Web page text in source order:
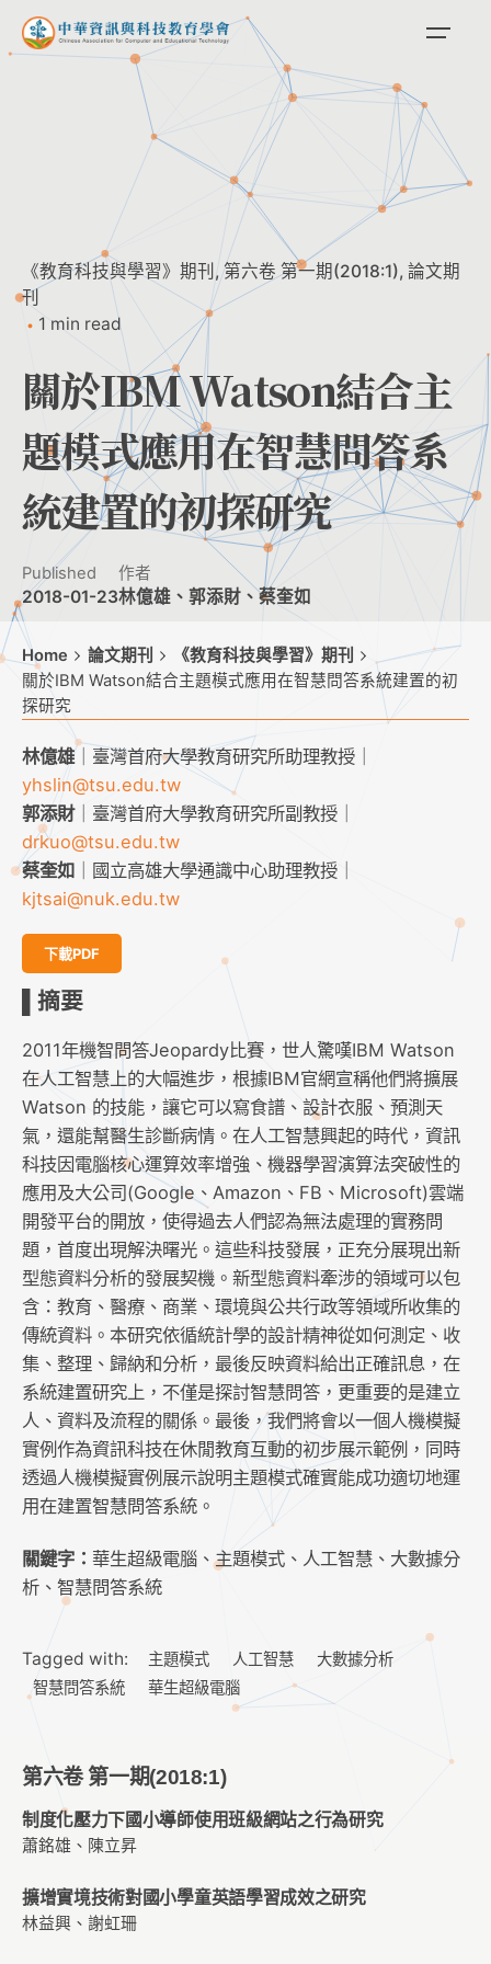
Skip
《教育科技與學習》期刊 第六卷 第一期(2018:1) 論文期
刊
1 min read
關於IBM Watson結合主
題模式應用在智慧問答系
統建置的初探研究
Published
2018-01-23
作者
林億雄、郭添財、蔡奎如
Home 論文期刊
《教育科技與學習》期刊
關於IBM Watson結合主題模式應用在智慧問答系統建置的初
探研究
林億雄｜臺灣首府大學教育研究所助理教授｜
yhslin@tsu.edu.tw
郭添財｜臺灣首府大學教育研究所副教授｜
drkuo@tsu.edu.tw
蔡奎如 ｜國立高雄大學通識中心助理教授｜
kjtsai@nuk.edu.tw
下載PDF
▌摘要
2011年機智問答Jeopardy比賽，世人驚嘆IBM Watson
在人工智慧上的大幅進步，根據IBM官網宣稱他們將擴展
Watson 的技能，讓它可以寫食譜、設計衣服、預測天
氣，還能幫醫生診斷病情。在人工智慧興起的時代，資訊
科技因電腦核心運算效率增強、機器學習演算法突破性的
應用及大公司(Google、Amazon、FB、Microsoft)雲端
開發平台的開放，使得過去人們認為無法處理的實務問
題，首度出現解決曙光。這些科技發展，正充分展現出新
型態資料分析的發展契機。新型態資料牽涉的領域可以包
含：教育、醫療、商業、環境與公共行政等領域所收集的
傳統資料。本研究依循統計學的設計精神從如何測定、收
集、整理、歸納和分析，最後反映資料給出正確訊息，在
系統建置研究上，不僅是探討智慧問答，更重要的是建立
人、資料及流程的關係。最後，我們將會以一個人機模擬
實例作為資訊科技在休閒教育互動的初步展示範例，同時
透過人機模擬實例展示說明主題模式確實能成功適切地運
用在建置智慧問答系統。
關鍵字： 華生超級電腦、主題模式、人工智慧、大數據分
析、智慧問答系統
Tagged with: 主題模式 人工智慧
大數據分析
智慧問答系統
華生超級電腦
第六卷 第一期(2018:1)
制度化壓力下國小導師使用班級網站之行為研究
蕭銘雄、陳立昇
擴增實境技術對國小學童英語學習成效之研究
林益興、謝虹珊